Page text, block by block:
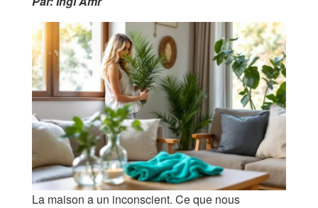
La maison a un inconscient. Ce que nous